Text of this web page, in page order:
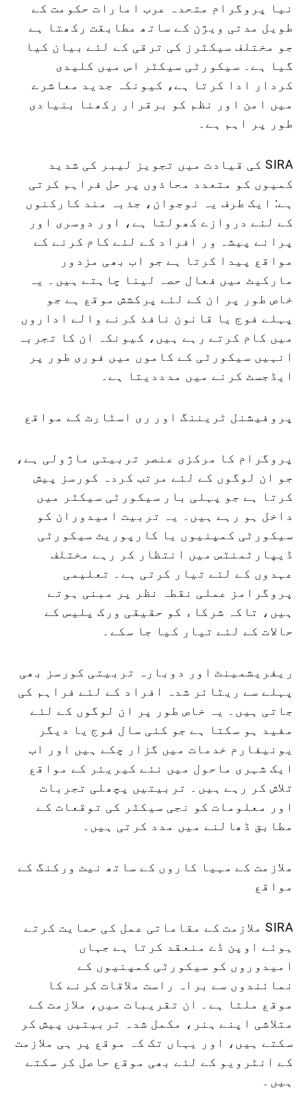
نیا پروگرام متحدہ عرب امارات حکومت کے
طویل مدتی ویژن کے ساتھ مطابقت رکھتا ہے
جو مختلف سیکٹرز کی ترقی کے لئے بیان کیا
گیا ہے۔ سیکورٹی سیکٹر اس میں کلیدی
کردار ادا کرتا ہے، کیونکہ جدید معاشرے
میں امن اور نظم کو برقرار رکھنا بنیادی
طور پر اہم ہے۔
SIRA کی قیادت میں تجویز لیبر کی شدید
کمیوں کو متعدد محاذوں پر حل فراہم کرتی
ہے: ایک طرف یہ نوجوان، جذبہ مند کارکنوں
کے لئے دروازے کھولتا ہے، اور دوسری اور
پرانے پیشہ ور افراد کے لئے کام کرنے کے
مواقع پیدا کرتا ہے جو اب بھی مزدور
مارکیٹ میں فعال حصہ لینا چاہتے ہیں۔ یہ
خاص طور پر ان کے لئے پرکشش موقع ہے جو
پہلے فوج یا قانون نافذ کرنے والے اداروں
میں کام کرتے رہے ہیں، کیونکہ ان کا تجربہ
انہیں سیکورٹی کے کاموں میں فوری طور پر
ایڈجسٹ کرنے میں مدددیتا ہے۔
پروفیشنل ٹریننگ اور ری اسٹارٹ کے مواقع
پروگرام کا مرکزی عنصر تربیتی ماژولی ہے،
جو ان لوگوں کے لئے مرتب کردہ کورسز پیش
کرتا ہے جو پہلی بار سیکورٹی سیکٹر میں
داخل ہو رہے ہیں۔ یہ تربیت امیدوران کو
سیکورٹی کمپنیوں یا کارپوریٹ سیکورٹی
ڈیپارٹمنٹس میں انتظار کر رہے مختلف
عہدوں کے لئے تیار کرتی ہے۔ تعلیمی
پروگرامز عملی نقطہ نظر پر مبنی ہوتے
ہیں، تاکہ شرکاء کو حقیقی ورک پلیس کے
حالات کے لئے تیار کیا جا سکے۔
ریفریشمینٹ اور دوبارہ تربیتی کورسز بھی
پہلے سے ریٹائر شدہ افراد کے لئے فراہم کی
جاتی ہیں۔ یہ خاص طور پر ان لوگوں کے لئے
مفید ہو سکتا ہے جو کئی سال فوج یا دیگر
یونیفارم خدمات میں گزار چکے ہیں اور اب
ایک شہری ماحول میں نئے کیریئر کے مواقع
تلاش کر رہے ہیں۔ تربیتیں پچھلی تجربات
اور معلومات کو نجی سیکٹر کی توقعات کے
مطابق ڈھالنے میں مدد کرتی ہیں۔
ملازمت کے مہیا کاروں کے ساتھ نیٹ ورکنگ کے
مواقع
SIRA ملازمت کے مقاماتی عمل کی حمایت کرتے
ہوئے اوپن ڈے منعقد کرتا ہے جہاں
امیدوروں کو سیکورٹی کمپنیوں کے
نمائندوں سے براہ راست ملاقات کرنے کا
موقع ملتا ہے۔ ان تقریبات میں، ملازمت کے
متلاشی اپنے ہنر، مکمل شدہ تربیتیں پیش کر
سکتے ہیں، اور یہاں تک کہ موقع پر ہی ملازمت
کے انٹرویو کے لئے بھی موقع حاصل کر سکتے
ہیں۔